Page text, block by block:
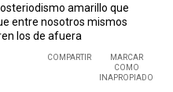
amarillo que
entre nosotros mismos
los de afuera
COMPARTIR
MARCAR
COMO
INAPROPIADO